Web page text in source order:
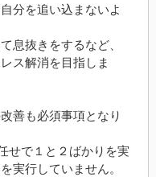
分を追い込まないよ
息抜きをするなど、
ス解消を目指しま
善も必須事項となり
せで１と２ばかりを実
実行していません。